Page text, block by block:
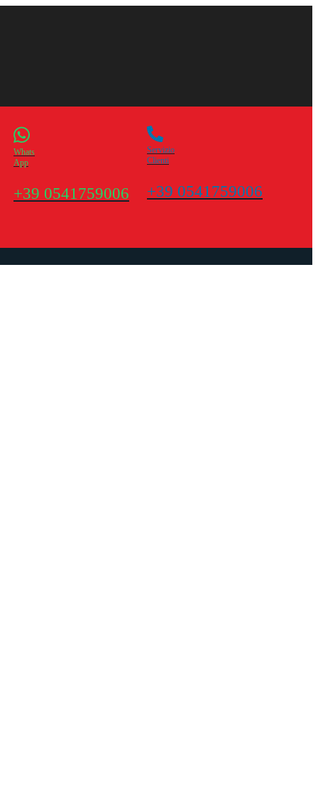
Servizio
Clienti
+39 0541759006
Whats
App
+39 0541759006